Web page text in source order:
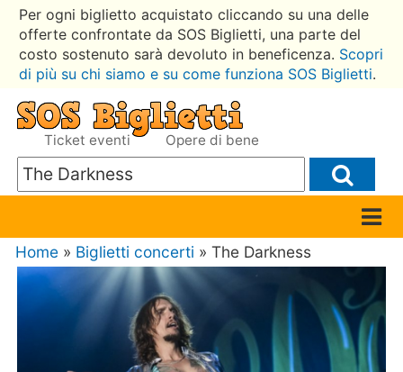
Per ogni biglietto acquistato cliccando su una delle
offerte confrontate da SOS Biglietti, una parte del
costo sostenuto sarà devoluto in beneficenza. Scopri
di più su chi siamo e su come funziona SOS Biglietti.
Ticket eventi Opere di bene
Home » Biglietti concerti » The Darkness